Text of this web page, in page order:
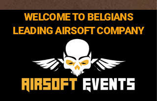
WELCOME TO BELGIANS
LEADING AIRSOFT COMPANY